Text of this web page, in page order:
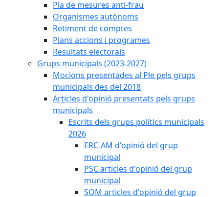
Pla de mesures anti-frau
Organismes autònoms
Retiment de comptes
Plans accions i programes
Resultats electorals
Grups municipals (2023-2027)
Mocions presentades al Ple pels grups
municipals des del 2018
Articles d'opinió presentats pels grups
municipals
Escrits dels grups polítics municipals
2026
ERC-AM d'opinió del grup
municipal
PSC articles d'opinió del grup
municipal
SOM articles d'opinió del grup